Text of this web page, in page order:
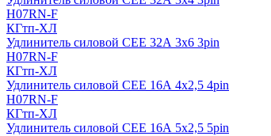
H07RN-F
КГтп-ХЛ
Удлинитель силовой CEE 32А 3х6 3pin
H07RN-F
КГтп-ХЛ
Удлинитель силовой CEE 16А 4х2,5 4pin
H07RN-F
КГтп-ХЛ
Удлинитель силовой CEE 16А 5x2,5 5pin